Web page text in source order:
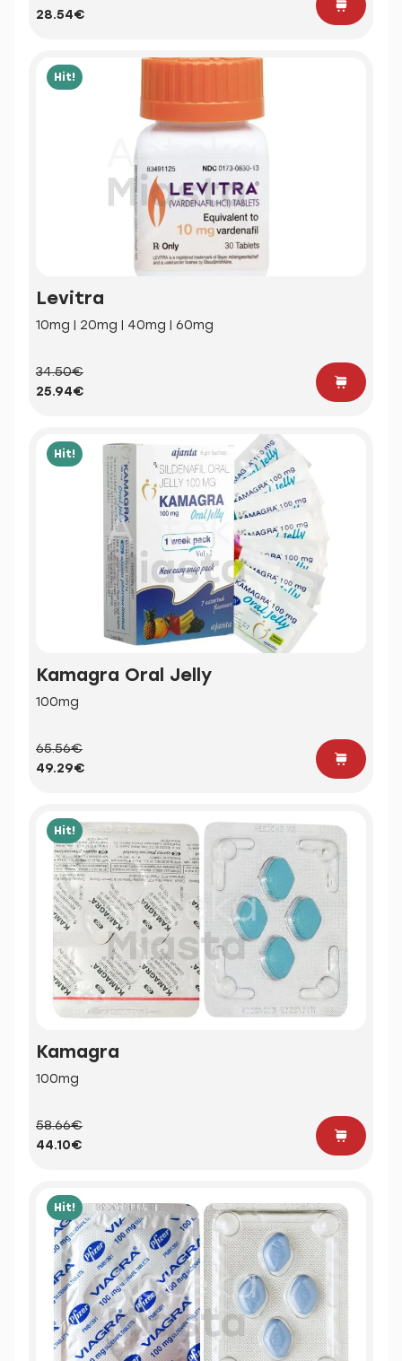
28.54€
Hit!
Levitra
10mg | 20mg | 40mg | 60mg
34.50€
25.94€
Hit!
Kamagra Oral Jelly
100mg
65.56€
49.29€
Hit!
Kamagra
100mg
58.66€
44.10€
Hit!